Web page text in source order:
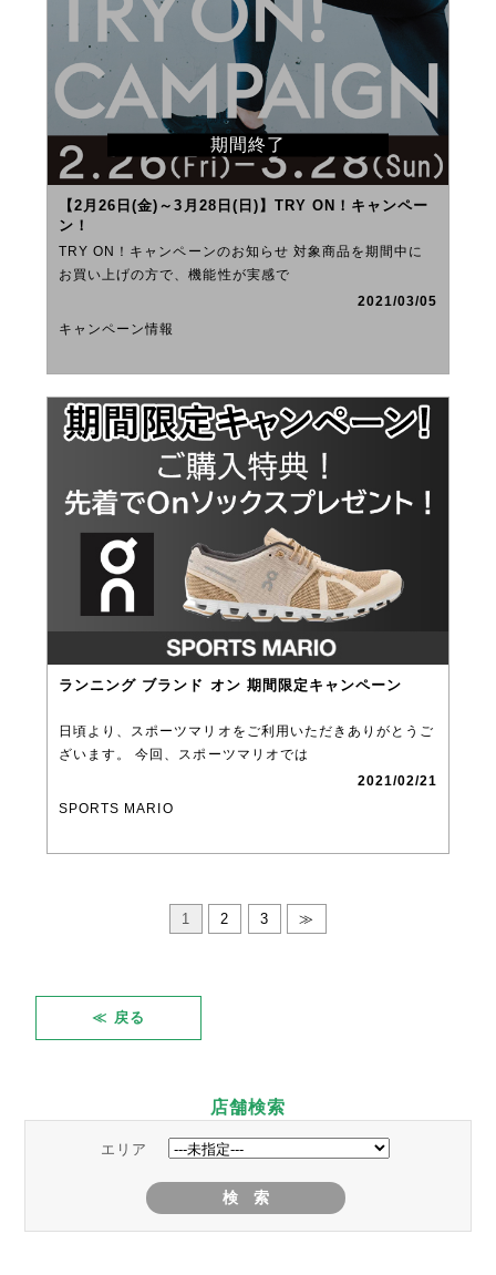
【2月26日(金)～3月28日(日)】TRY ON！キャンペー
ン！
TRY ON！キャンペーンのお知らせ 対象商品を期間中に
お買い上げの方で、機能性が実感で
2021/03/05
キャンペーン情報
期間終了
ランニング ブランド オン 期間限定キャンペーン
日頃より、スポーツマリオをご利用いただきありがとうご
ざいます。 今回、スポーツマリオでは
2021/02/21
SPORTS MARIO
1 2 3 ≫
≪ 戻る
店舗検索
エリア